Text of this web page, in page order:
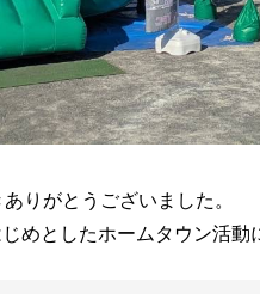
りがとうございました。
めとしたホームタウン活動